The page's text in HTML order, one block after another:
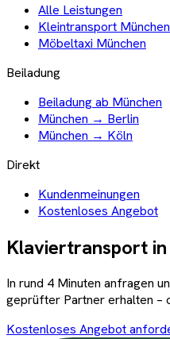
Alle Leistungen
Kleintransport München
Möbeltaxi München
Beiladung
Beiladung ab München
München → Berlin
München → Köln
Direkt
Kundenmeinungen
Kostenloses Angebot
Klaviertransport in
In rund 4 Minuten anfragen
geprüfter Partner erhalten –
Kostenloses Angebot